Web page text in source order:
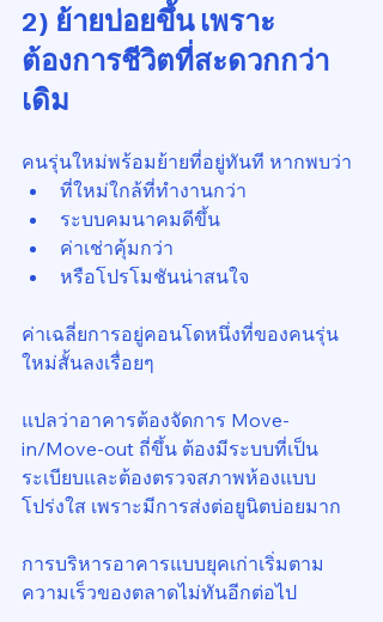
2) ย้ายบ่อยขึ้น เพราะ
ต้องการชีวิตที่สะดวกกว่า
เดิม
คนรุ่นใหม่พร้อมย้ายที่อยู่ทันที หากพบว่า
ที่ใหม่ใกล้ที่ทำงานกว่า
ระบบคมนาคมดีขึ้น
ค่าเช่าคุ้มกว่า
หรือโปรโมชันน่าสนใจ
ค่าเฉลี่ยการอยู่คอนโดหนึ่งที่ของคนรุ่น
ใหม่สั้นลงเรื่อยๆ
แปลว่าอาคารต้องจัดการ Move-
in/Move-out ถี่ขึ้น ต้องมีระบบที่เป็น
ระเบียบและต้องตรวจสภาพห้องแบบ
โปร่งใส เพราะมีการส่งต่อยูนิตบ่อยมาก
การบริหารอาคารแบบยุคเก่าเริ่มตาม
ความเร็วของตลาดไม่ทันอีกต่อไป